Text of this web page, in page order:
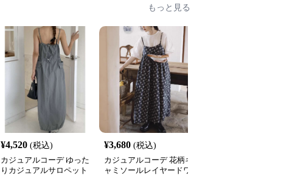
もっと見る
¥4,520 (税込)
カジュアルコーデ ゆった
りカジュアルサロペット
¥3,680 (税込)
カジュアルコーデ 花柄キ
ャミソールレイヤードワ